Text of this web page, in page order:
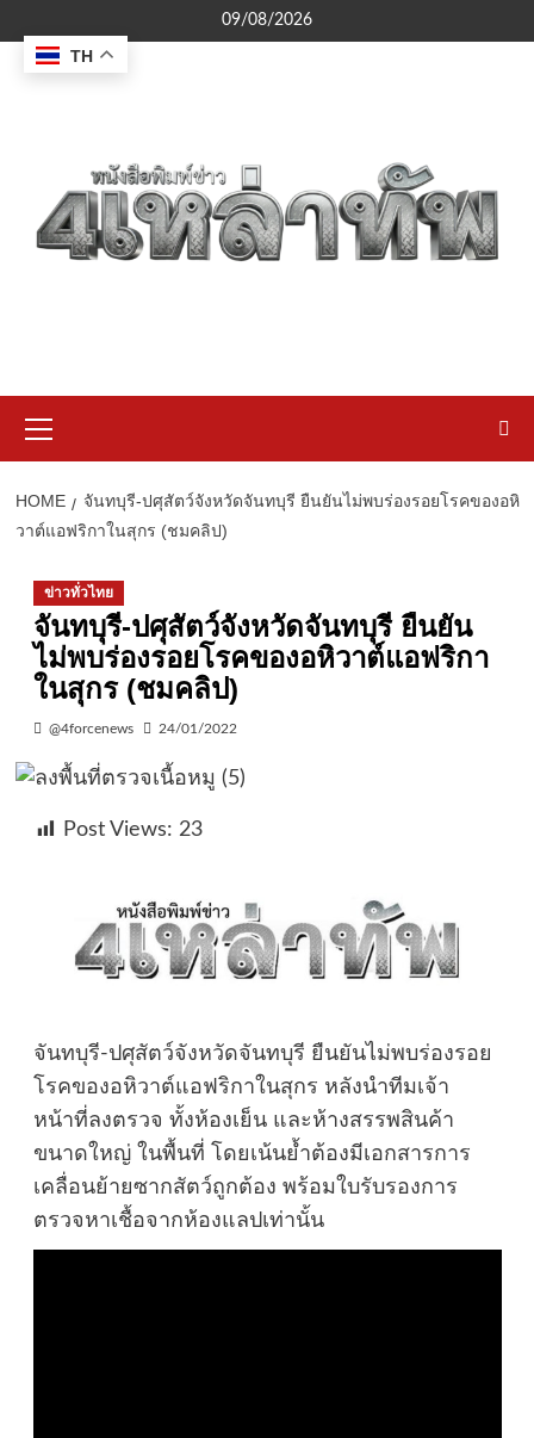
to
content
09/08/2026
Menu
HOME
จันทบุรี-ปศุสัตว์จังหวัดจันทบุรี ยืนยันไม่พบร่องรอยโรคของอหิ
วาต์แอฟริกาในสุกร (ชมคลิป)
ข่าวทั่วไทย
จันทบุรี-ปศุสัตว์จังหวัดจันทบุรี ยืนยัน
ไม่พบร่องรอยโรคของอหิวาต์แอฟริกา
ในสุกร (ชมคลิป)
@4forcenews 24/01/2022
Post Views: 23
จันทบุรี-ปศุสัตว์จังหวัดจันทบุรี ยืนยันไม่พบร่องรอย
โรคของอหิวาต์แอฟริกาในสุกร หลังนำทีมเจ้า
หน้าที่ลงตรวจ ทั้งห้องเย็น และห้างสรรพสินค้า
ขนาดใหญ่ ในพื้นที่ โดยเน้นย้ำต้องมีเอกสารการ
เคลื่อนย้ายซากสัตว์ถูกต้อง พร้อมใบรับรองการ
ตรวจหาเชื้อจากห้องแลปเท่านั้น
TH